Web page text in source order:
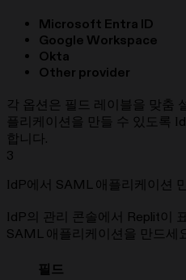
Microsoft Entra ID
Google Workspace
Okta
Other provider
각 옵션은 필드 레이블을 맞춤
플리케이션을 만들 수 있도록
합니다.
3
IdP에서 SAML 애플리케이션
IdP의 관리 콘솔에서 Replit이
SAML 애플리케이션을 만드세
필드